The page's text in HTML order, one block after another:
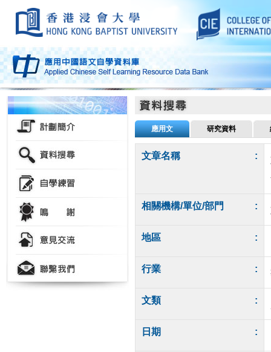
應用文 研究資料
文章名稱 :
相關機構/單位/部門 :
地區 :
行業 :
文類 :
日期 :